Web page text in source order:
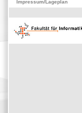
Impressum/Lageplan